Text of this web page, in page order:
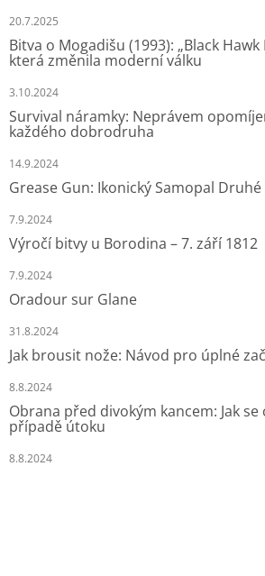
20.7.2025
Bitva o Mogadišu (1993): „Black Hawk
která změnila moderní válku
3.10.2024
Survival náramky: Neprávem
každého dobrodruha
14.9.2024
Grease Gun: Ikonický Samopal
7.9.2024
Výročí bitvy u Borodina – 7. září 1812
7.9.2024
Oradour sur Glane
31.8.2024
Jak brousit nože: Návod pro úplné
8.8.2024
Obrana před divokým kancem: Jak
případě útoku
8.8.2024